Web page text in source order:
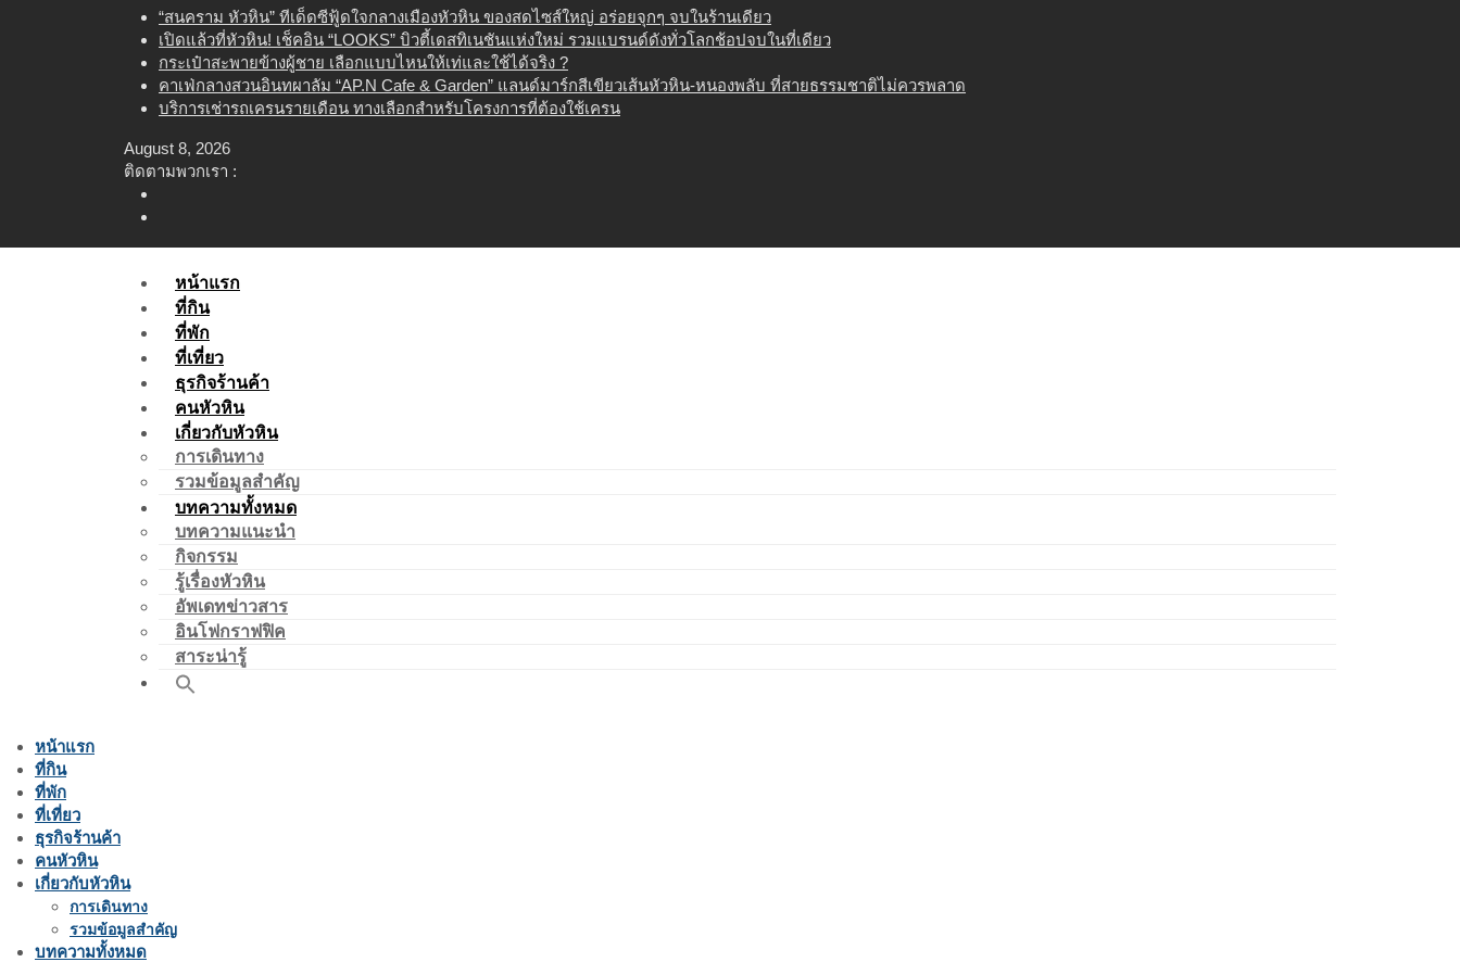
“สนคราม หัวหิน” ทีเด็ดซีฟู้ดใจกลางเมืองหัวหิน ของสดไซส์ใหญ่ อร่อยจุกๆ จบในร้านเดียว
เปิดแล้วที่หัวหิน! เช็คอิน “LOOKS” บิวตี้เดสทิเนชันแห่งใหม่ รวมแบรนด์ดังทั่วโลกช้อปจบในที่เดียว
กระเป๋าสะพายข้างผู้ชาย เลือกแบบไหนให้เท่และใช้ได้จริง ?
คาเฟ่กลางสวนอินทผาลัม “AP.N Cafe & Garden” แลนด์มาร์กสีเขียวเส้นหัวหิน-หนองพลับ ที่สายธรรมชาติไม่ควรพลาด
บริการเช่ารถเครนรายเดือน ทางเลือกสำหรับโครงการที่ต้องใช้เครน
August 8, 2026
ติดตามพวกเรา :
หน้าแรก
ที่กิน
ที่พัก
ที่เที่ยว
ธุรกิจร้านค้า
คนหัวหิน
เกี่ยวกับหัวหิน
การเดินทาง
รวมข้อมูลสำคัญ
บทความทั้งหมด
บทความแนะนำ
กิจกรรม
รู้เรื่องหัวหิน
อัพเดทข่าวสาร
อินโฟกราฟฟิค
สาระน่ารู้
หน้าแรก
ที่กิน
ที่พัก
ที่เที่ยว
ธุรกิจร้านค้า
คนหัวหิน
เกี่ยวกับหัวหิน
การเดินทาง
รวมข้อมูลสำคัญ
บทความทั้งหมด